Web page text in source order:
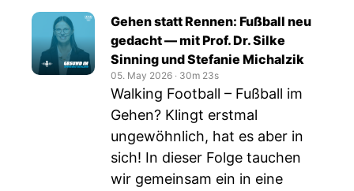
Gehen statt Rennen: Fußball neu
gedacht — mit Prof. Dr. Silke
Sinning und Stefanie Michalzik
05. May 2026 ‧ 30m 23s
Walking Football – Fußball im
Gehen? Klingt erstmal
ungewöhnlich, hat es aber in
sich! In dieser Folge tauchen
wir gemeinsam ein in eine